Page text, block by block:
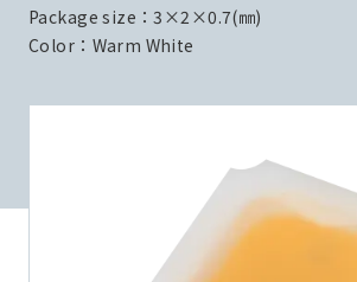
Package size：3×2×0.7(㎜)
Color：Warm White